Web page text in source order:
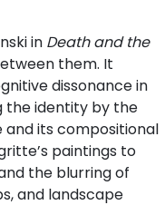
in Death and the
them. It
dissonance in
the identity by the
its compositional
paintings to
the blurring of
and landscape